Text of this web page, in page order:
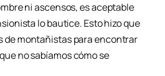
ni ascensos, es aceptable
lo bautice. Esto hizo que
de montañistas para encontrar
no sabíamos cómo se